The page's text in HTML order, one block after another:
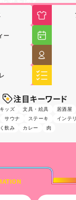
ー
注目キーワード
キッズ 文具・絵具 居酒屋
サウナ ステーキ インテ
飲み カレー 肉